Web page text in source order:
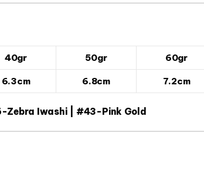
40gr 50gr 60gr
6.3cm 6.8cm 7.2cm
Iwashi | #43-Pink Gold